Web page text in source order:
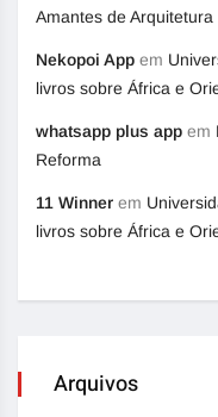
Amantes de Arquitetura
Nekopoi App em
livros sobre África e
whatsapp plus app em
Reforma
11 Winner em
livros sobre África e
Arquivos